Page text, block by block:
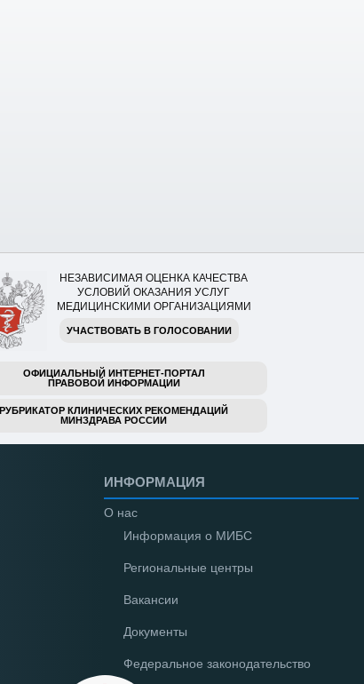
НЕЗАВИСИМАЯ ОЦЕНКА КАЧЕСТВА
УСЛОВИЙ ОКАЗАНИЯ УСЛУГ
МЕДИЦИНСКИМИ ОРГАНИЗАЦИЯМИ
УЧАСТВОВАТЬ В ГОЛОСОВАНИИ
ОФИЦИАЛЬНЫЙ ИНТЕРНЕТ-ПОРТАЛ
ПРАВОВОЙ ИНФОРМАЦИИ
РУБРИКАТОР КЛИНИЧЕСКИХ РЕКОМЕНДАЦИЙ
МИНЗДРАВА РОССИИ
ИНФОРМАЦИЯ
О нас
Информация о МИБС
Региональные центры
Вакансии
Документы
Федеральное законодательство